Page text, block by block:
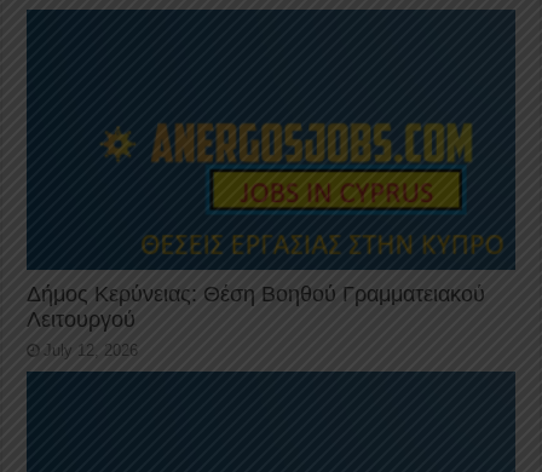
Δήμος Κερύνειας: Θέση Βοηθού Γραμματειακού
Λειτουργού
July 12, 2026